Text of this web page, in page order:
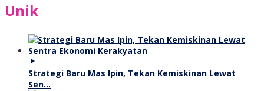
Unik
Strategi Baru Mas Ipin, Tekan Kemiskinan Lewat
Sen…